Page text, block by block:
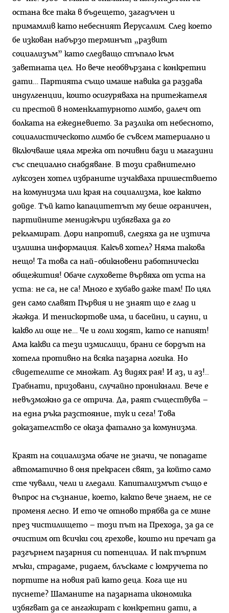
остана все така в бъдещето, загадъчен и
примамлив като небесният Йерусалим. След което
бе изкован набързо терминът „развит
социализъм” като следващо стъпало към
заветната цел. Но вече необвързана с конкретни
дати… Партията също имаше навика да раздава
индулгенции, които осигуряваха на притежателя
си престой в номенклатурното лимбо, далеч от
болката на ежедневието. За разлика от небесното,
социалистическото лимбо бе съвсем материално и
включваше цяла мрежа от почивни бази и магазини
със специално снабдяване. В този сравнително
луксозен хотел избраните изчакваха пришествието
на комунизма или края на социализма, кое както
дойде. Тъй като капацитетът му беше ограничен,
партийните мениджъри избягваха да го
рекламират. Дори напротив, следяха да не изтича
излишна информация. Какъв хотел? Няма такова
нещо! Та това са най-обикновени работнически
общежития! Обаче слуховете вървяха от уста на
уста: не са, не са! Много е хубаво даже там! По цял
ден само славят Първия и не знаят що е глад и
жажда. И тенискортове има, и басейни, и сауни, и
какво ли още не… Че и голи ходят, като се напият!
Ама какви са тези измислици, брани се бордът на
хотела противно на всяка пазарна логика. Но
свидетелите се множат. Аз видях рая! И аз, и аз!..
Грабнати, призовани, случайно проникнали. Вече е
невъзможно да се отрича. Да, раят съществува –
на една ръка разстояние, тук и сега! Това
доказателство се оказа фатално за комунизма.
Краят на социализма обаче не значи, че попадате
автоматично в оня прекрасен свят, за който само
сте чували, чели и гледали. Капитализмът също е
въпрос на съзнание, което, както вече знаем, не се
променя лесно. И ето че отново трябва да се мине
през чистилището – този път на Прехода, за да се
очистим от всички соц грехове, които ни пречат да
разгърнем пазарния си потенциал. И пак търпим
мъки, страдаме, ридаем, блъскаме с юмручета по
портите на новия рай като деца. Кога ще ни
пуснете? Шаманите на пазарната икономика
избягват да се ангажират с конкретни дати, а